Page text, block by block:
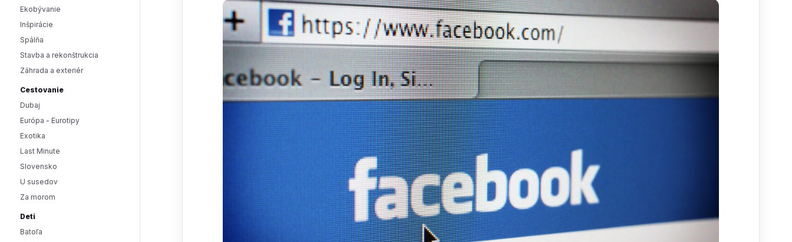
Ekobývanie
Inšpirácie
Spálňa
Stavba a rekonštrukcia
Záhrada a exteriér
Cestovanie
Dubaj
Európa - Eurotipy
Exotika
Last Minute
Slovensko
U susedov
Za morom
Deti
Batoľa